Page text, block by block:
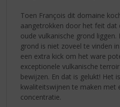
Toen François dit domaine
aangetrokken door het feit dat
oude vulkanische grond liggen.
grond is niet zoveel te vinden
een extra kick om het ware
exceptionele vulkanische
bewijzen. En dat is gelukt! Het
kwaliteitswijnen te maken met
concentratie.